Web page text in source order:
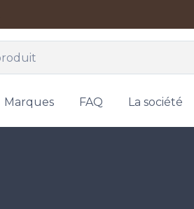
Marques FAQ La société